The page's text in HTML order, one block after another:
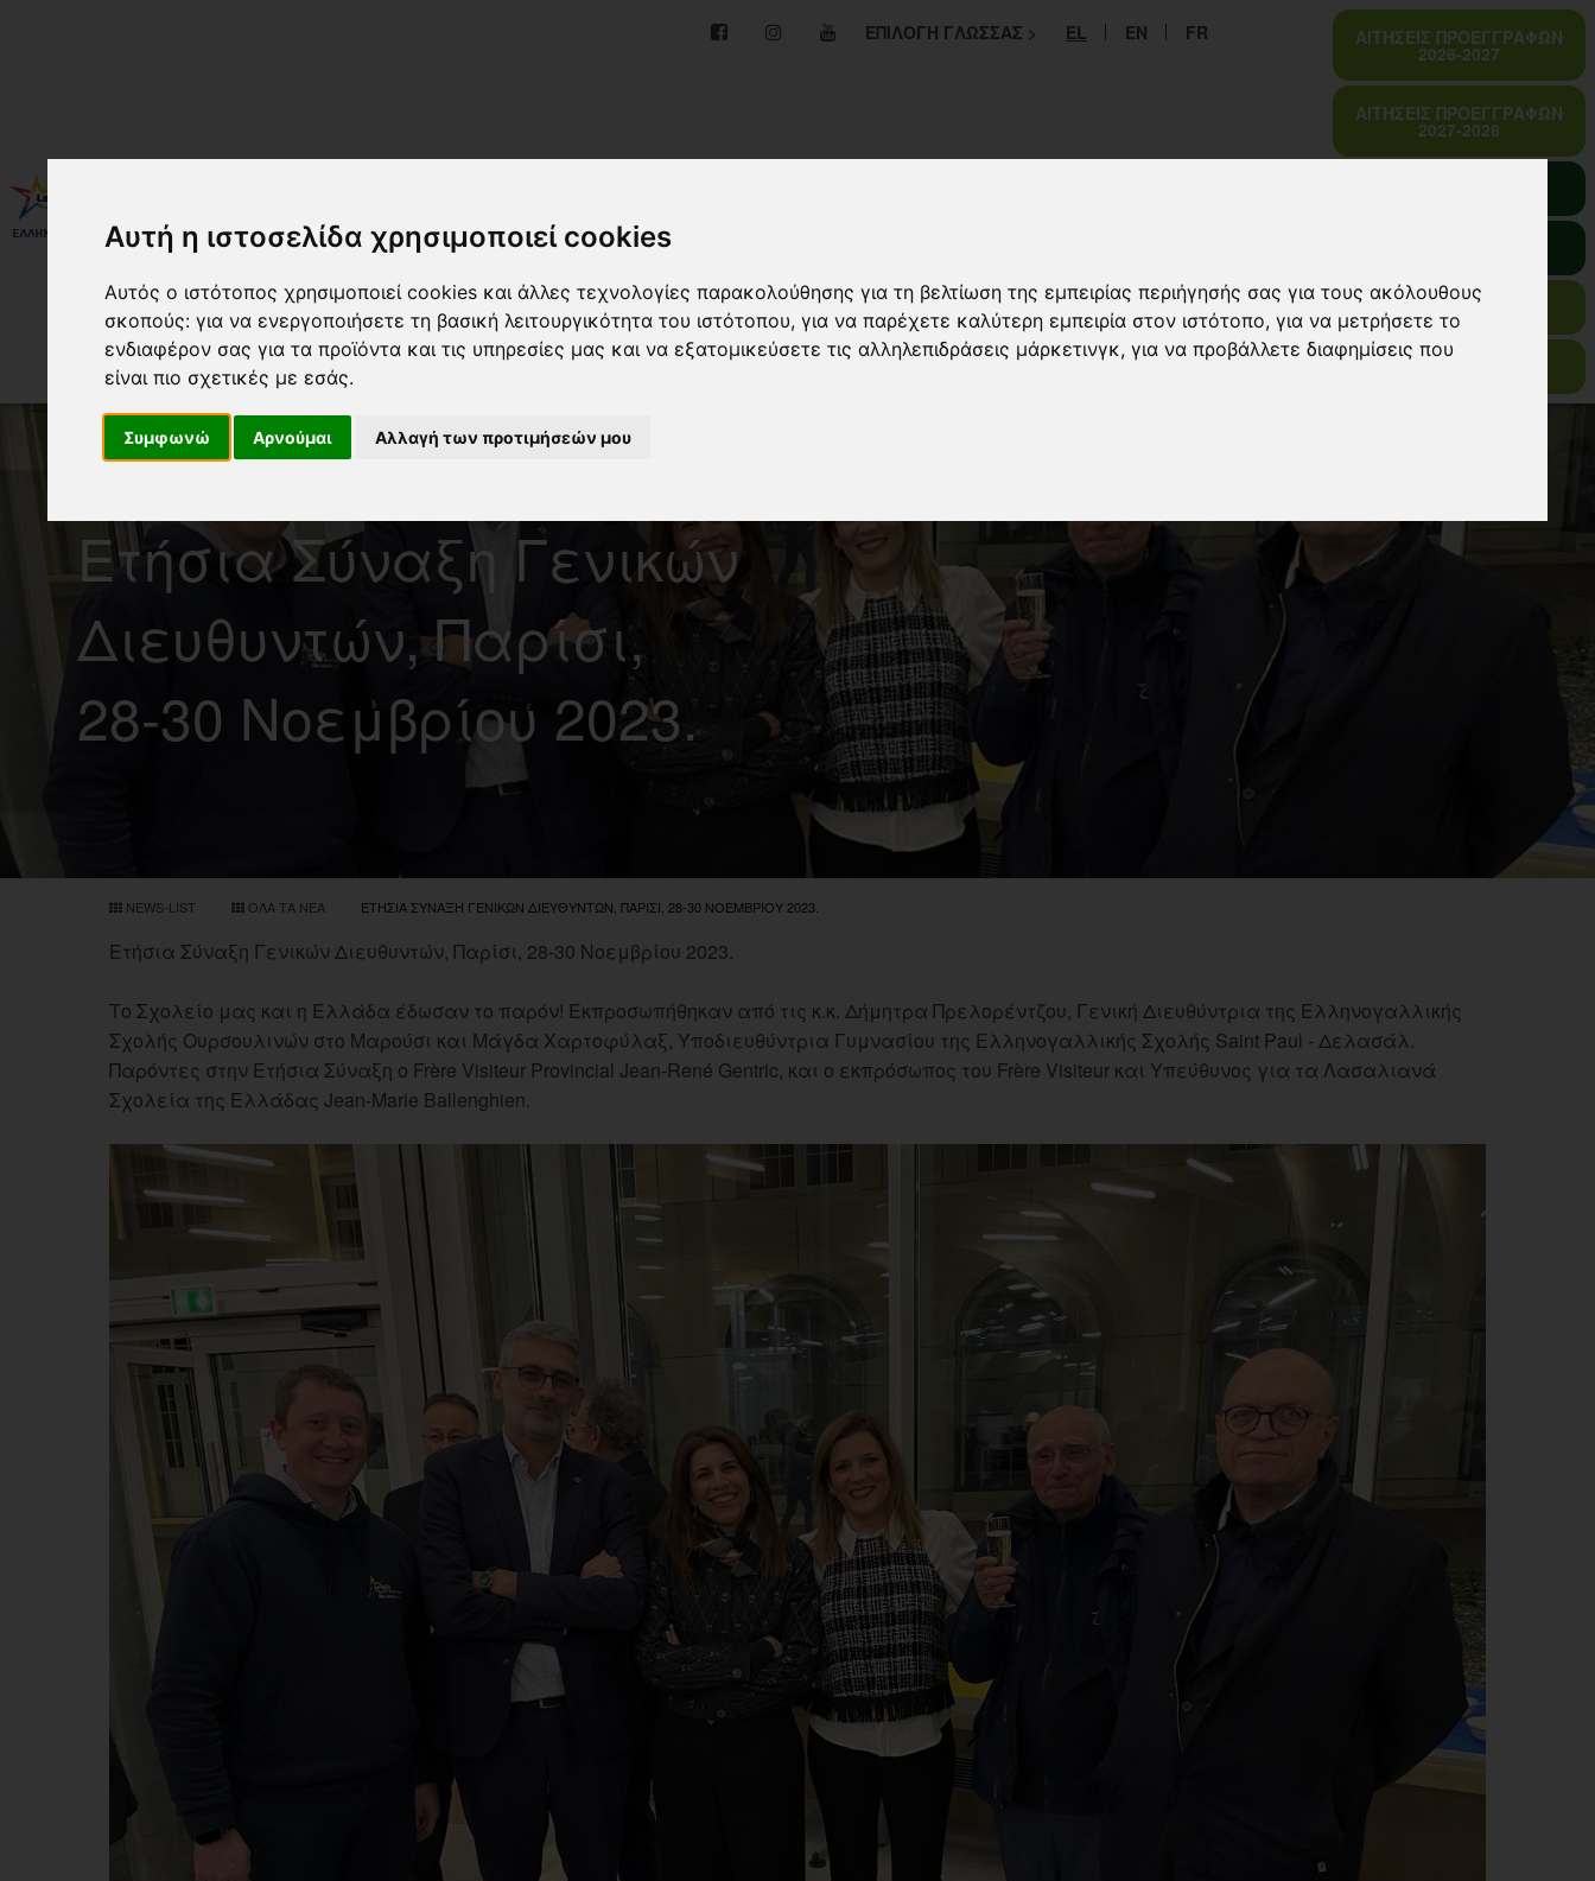
Αυτή η ιστοσελίδα χρησιμοποιεί cookies
Αυτός ο ιστότοπος χρησιμοποιεί cookies και άλλες τεχνολογίες παρακολούθησης για τη βελτίωση της εμπειρίας περιήγησής σας για τους ακόλουθους
σκοπούς:για να ενεργοποιήσετε τη βασική λειτουργικότητα του ιστότοπου,για να παρέχετε καλύτερη εμπειρία στον ιστότοπο,για να μετρήσετε το
ενδιαφέρον σας για τα προϊόντα και τις υπηρεσίες μας και να εξατομικεύσετε τις αλληλεπιδράσεις μάρκετινγκ,για να προβάλλετε διαφημίσεις που
είναι πιο σχετικές με εσάς.
Συμφωνώ Αρνούμαι Αλλαγή των προτιμήσεών μου
ΕΠΙΛΟΓΗ ΓΛΩΣΣΑΣ > EL EN FR
ΞΕΝΕΣ ΓΛΩΣΣΕΣ
ΑΙΤΗΣΕΙΣ ΠΡΟΕΓΓΡΑΦΩΝ
2026-2027
ΑΙΤΗΣΕΙΣ ΠΡΟΕΓΓΡΑΦΩΝ
2027-2028
VIRTUAL TOUR
EN ISO 9001 : 2015
Ετήσια Σύναξη Γενικών
Διευθυντών, Παρίσι,
28-30 Νοεμβρίου 2023.
NEWS-LIST ΌΛΑ ΤΑ ΝΈΑ ΕΤΉΣΙΑ ΣΎΝΑΞΗ ΓΕΝΙΚΏΝ ΔΙΕΥΘΥΝΤΏΝ, ΠΑΡΊΣΙ, 28-30 ΝΟΕΜΒΡΊΟΥ 2023.
Ετήσια Σύναξη Γενικών Διευθυντών, Παρίσι, 28-30 Νοεμβρίου 2023.
Το Σχολείο μας και η Ελλάδα έδωσαν το παρόν! Εκπροσωπήθηκαν από τις κ.κ. Δήμητρα Πρελορέντζου, Γενική Διευθύντρια της Ελληνογαλλικής
Σχολής Ουρσουλινών στο Μαρούσι και Μάγδα Χαρτοφύλαξ, Υποδιευθύντρια Γυμνασίου της Ελληνογαλλικής Σχολής Saint Paul - Δελασάλ.
Παρόντες στην Ετήσια Σύναξη ο Frère Visiteur Provincial Jean-René Gentric, και ο εκπρόσωπος του Frère Visiteur και Υπεύθυνος για τα Λασαλιανά
Σχολεία της Ελλάδας Jean-Marie Ballenghien.